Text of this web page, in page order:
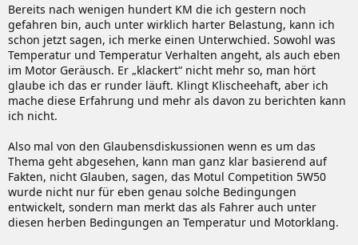
Bereits nach wenigen hundert KM die ich gestern noch
gefahren bin, auch unter wirklich harter Belastung, kann ich
schon jetzt sagen, ich merke einen Unterwchied. Sowohl was
Temperatur und Temperatur Verhalten angeht, als auch eben
im Motor Geräusch. Er „klackert“ nicht mehr so, man hört
glaube ich das er runder läuft. Klingt Klischeehaft, aber ich
mache diese Erfahrung und mehr als davon zu berichten kann
ich nicht.
Also mal von den Glaubensdiskussionen wenn es um das
Thema geht abgesehen, kann man ganz klar basierend auf
Fakten, nicht Glauben, sagen, das Motul Competition 5W50
wurde nicht nur für eben genau solche Bedingungen
entwickelt, sondern man merkt das als Fahrer auch unter
diesen herben Bedingungen an Temperatur und Motorklang.